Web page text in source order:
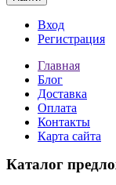
Вход
Регистрация
Главная
Блог
Доставка
Оплата
Контакты
Карта сайта
Каталог